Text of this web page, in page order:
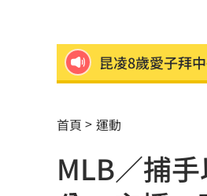
昆凌8歲愛子拜
魏平政太樂觀
川普喊戰爭快結
首頁 運動
MLB／捕